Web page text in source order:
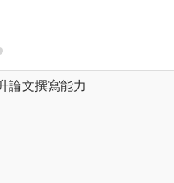
論文撰寫能力